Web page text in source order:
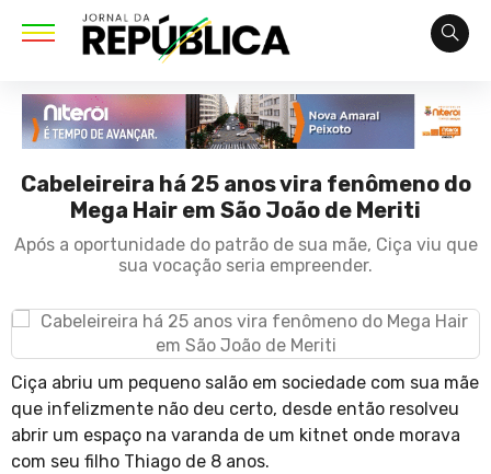
Cabeleireira há 25 anos vira fenômeno do
Mega Hair em São João de Meriti
Após a oportunidade do patrão de sua mãe, Ciça viu que
sua vocação seria empreender.
Ciça abriu um pequeno salão em sociedade com sua mãe
que infelizmente não deu certo, desde então resolveu
abrir um espaço na varanda de um kitnet onde morava
com seu filho Thiago de 8 anos.